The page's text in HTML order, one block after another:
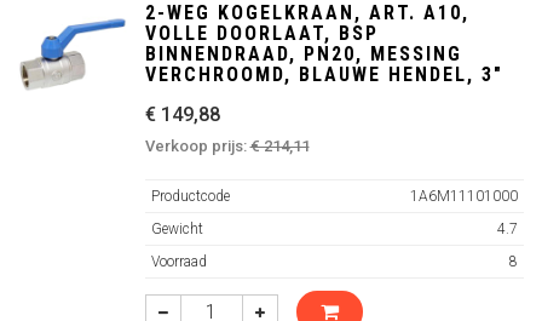
2-WEG KOGELKRAAN, ART. A10,
VOLLE DOORLAAT, BSP
BINNENDRAAD, PN20, MESSING
VERCHROOMD, BLAUWE HENDEL, 3"
€ 149,88
Verkoop prijs:€ 214,11
Productcode
1A6M11101000
Gewicht
4.7
Voorraad
8